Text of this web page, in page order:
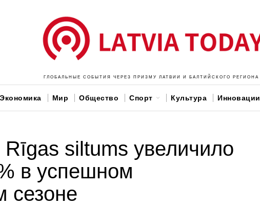
ГЛОБАЛЬНЫЕ СОБЫТИЯ ЧЕРЕЗ ПРИЗМУ ЛАТВИИ И БАЛТИЙСКОГО РЕГИОНА
Экономика Мир Общество Спорт Культура Инновации
siltums увеличило
в успешном
сезоне